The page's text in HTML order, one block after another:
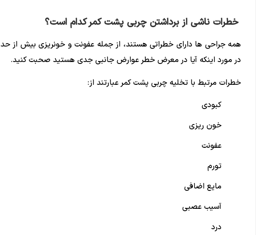
خطرات ناشی از برداشتن چربی پشت کمر کدام است؟
همه جراحی ها دارای خطراتی هستند، از جمله عفونت و خونریزی بیش از
در مورد اینکه آیا در معرض خطر عوارض جانبی جدی هستید صحبت کنید.
خطرات مرتبط با تخلیه چربی پشت کمر عبارتند از:
کبودی
خون ریزی
عفونت
تورم
مایع اضافی
آسیب عصبی
درد